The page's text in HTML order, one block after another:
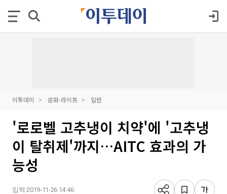
이투데이 문화·라이프 일반
'로로벨 고추냉이 치약'에 '고추냉
이 탈취제'까지…AITC 효과의 가
능성
입력 2019-11-26 14:46